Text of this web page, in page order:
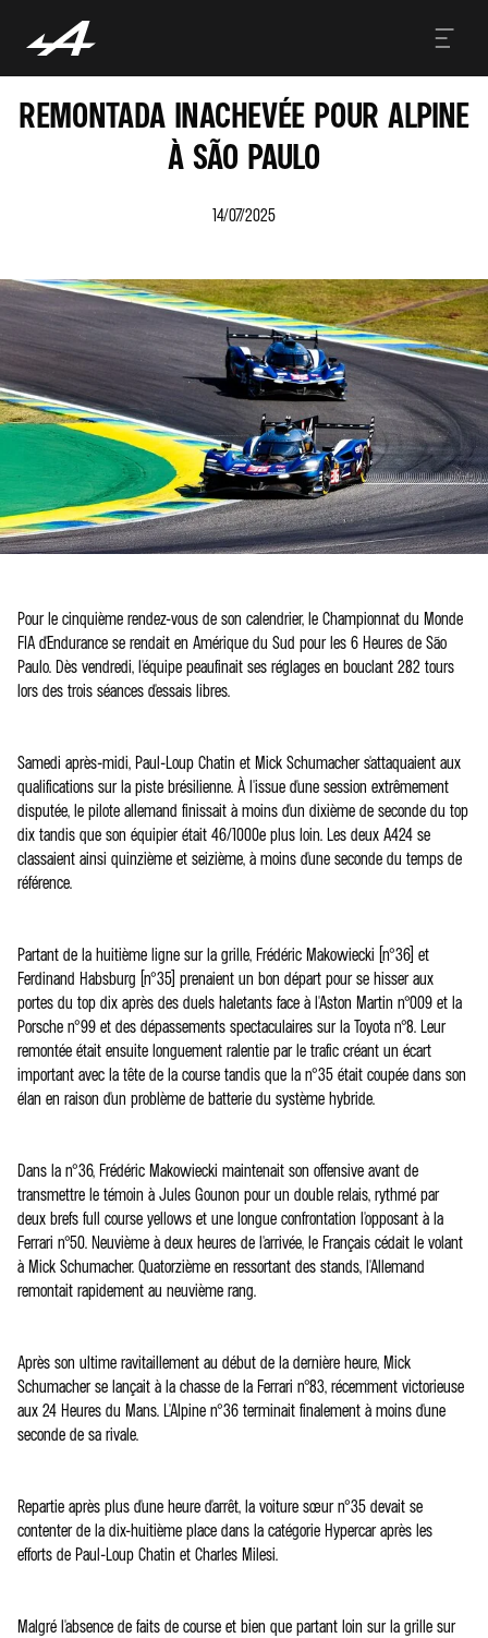
REMONTADA INACHEVÉE POUR ALPINE
À SÃO PAULO
14/07/2025
Pour le cinquième rendez-vous de son calendrier, le Championnat du Monde
FIA d'Endurance se rendait en Amérique du Sud pour les 6 Heures de São
Paulo. Dès vendredi, l'équipe peaufinait ses réglages en bouclant 282 tours
lors des trois séances d'essais libres.
Samedi après-midi, Paul-Loup Chatin et Mick Schumacher s'attaquaient aux
qualifications sur la piste brésilienne. À l'issue d'une session extrêmement
disputée, le pilote allemand finissait à moins d'un dixième de seconde du top
dix tandis que son équipier était 46/1000e plus loin. Les deux A424 se
classaient ainsi quinzième et seizième, à moins d'une seconde du temps de
référence.
Partant de la huitième ligne sur la grille, Frédéric Makowiecki (n°36) et
Ferdinand Habsburg (n°35) prenaient un bon départ pour se hisser aux
portes du top dix après des duels haletants face à l'Aston Martin n°009 et la
Porsche n°99 et des dépassements spectaculaires sur la Toyota n°8. Leur
remontée était ensuite longuement ralentie par le trafic créant un écart
important avec la tête de la course tandis que la n°35 était coupée dans son
élan en raison d'un problème de batterie du système hybride.
Dans la n°36, Frédéric Makowiecki maintenait son offensive avant de
transmettre le témoin à Jules Gounon pour un double relais, rythmé par
deux brefs full course yellows et une longue confrontation l'opposant à la
Ferrari n°50. Neuvième à deux heures de l'arrivée, le Français cédait le volant
à Mick Schumacher. Quatorzième en ressortant des stands, l'Allemand
remontait rapidement au neuvième rang.
Après son ultime ravitaillement au début de la dernière heure, Mick
Schumacher se lançait à la chasse de la Ferrari n°83, récemment victorieuse
aux 24 Heures du Mans. L'Alpine n°36 terminait finalement à moins d'une
seconde de sa rivale.
Repartie après plus d'une heure d'arrêt, la voiture sœur n°35 devait se
contenter de la dix-huitième place dans la catégorie Hypercar après les
efforts de Paul-Loup Chatin et Charles Milesi.
Malgré l'absence de faits de course et bien que partant loin sur la grille sur